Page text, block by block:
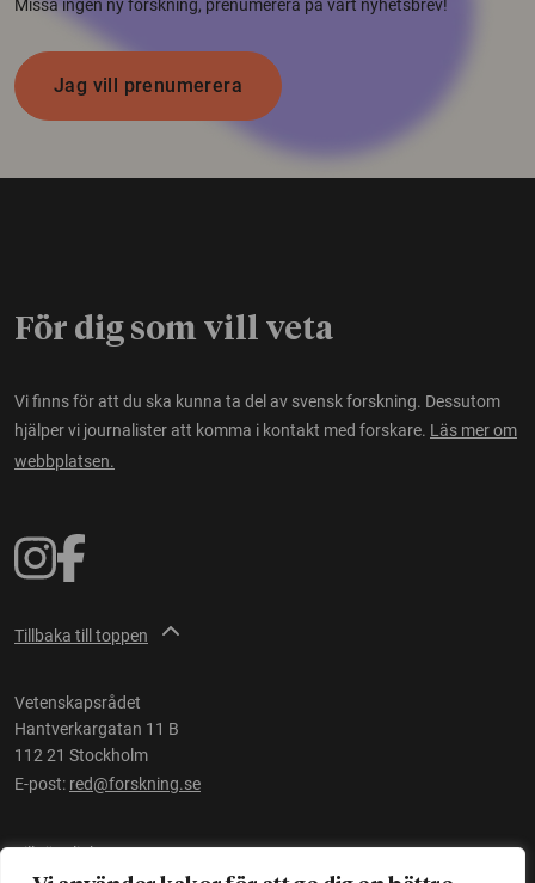
Missa ingen ny forskning, prenumerera på vårt nyhetsbrev!
Jag vill prenumerera
För dig som vill veta
Vi finns för att du ska kunna ta del av svensk forskning. Dessutom
hjälper vi journalister att komma i kontakt med forskare. Läs mer om
webbplatsen.
Tillbaka till toppen
Vetenskapsrådet
Hantverkargatan 11 B
112 21 Stockholm
E-post: red@forskning.se
Tillgänglighet